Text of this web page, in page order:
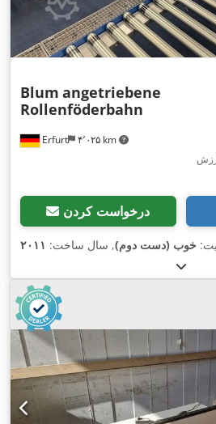
Erfurt ۴٬۰۲۵ km
Blum angetriebene
Rollenföderbahn
درخواست کردن
خوب (دست دوم), سال ساخت: ۲۰۱۱